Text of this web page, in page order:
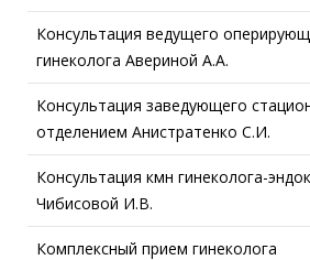
Консультация ведущего
гинеколога Авериной А.А.
Консультация заведующего
отделением Анистратенко С.И.
Консультация кмн гинеколога-
Чибисовой И.В.
Комплексный прием гинеколога